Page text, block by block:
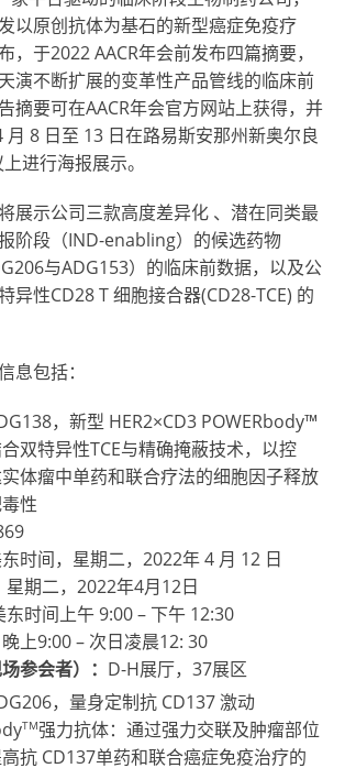
以原创抗体为基石的新型癌症免疫疗
，于2022 AACR年会前发布四篇摘要，
演不断扩展的变革性产品管线的临床前
摘要可在AACR年会官方网站上获得，并
月 8 日至 13 日在路易斯安那州新奥尔良
进行海报展示。
展示公司三款高度差异化 、潜在同类最
阶段 （IND-enabling） 的候选药物
与ADG153）的临床前数据，以及公
异性CD28 T 细胞接合器(CD28-TCE) 的
息包括：
，新型 HER2×CD3 POWERbody™
双特异性TCE与精确掩蔽技术，以控
体瘤中单药和联合疗法的细胞因子释放
性
时间，星期二，2022年 4 月 12 日
星期二，2022年4月12日
东时间上午 9:00 – 下午 12:30
晚上9:00 – 次日凌晨12: 30
参会者）： D-H展厅，37展区
，量身定制抗 CD137 激动
TM强力抗体：通过强力交联及肿瘤部位
抗 CD137单药和联合癌症免疫治疗的